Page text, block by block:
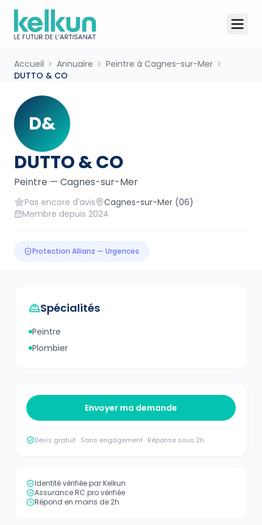
Accueil Annuaire
Peintre à Cagnes-sur-Mer
DUTTO & CO
D&
DUTTO & CO
Peintre — Cagnes-sur-Mer
Pas encore d'avis Cagnes-sur-Mer (06)
Membre depuis 2024
Protection Allianz — Urgences
Spécialités
Peintre
Plombier
Envoyer ma demande
Devis gratuit · Sans engagement · Réponse sous 2h
Identité vérifiée par Kelkun
Assurance RC pro vérifiée
Répond en moins de 2h